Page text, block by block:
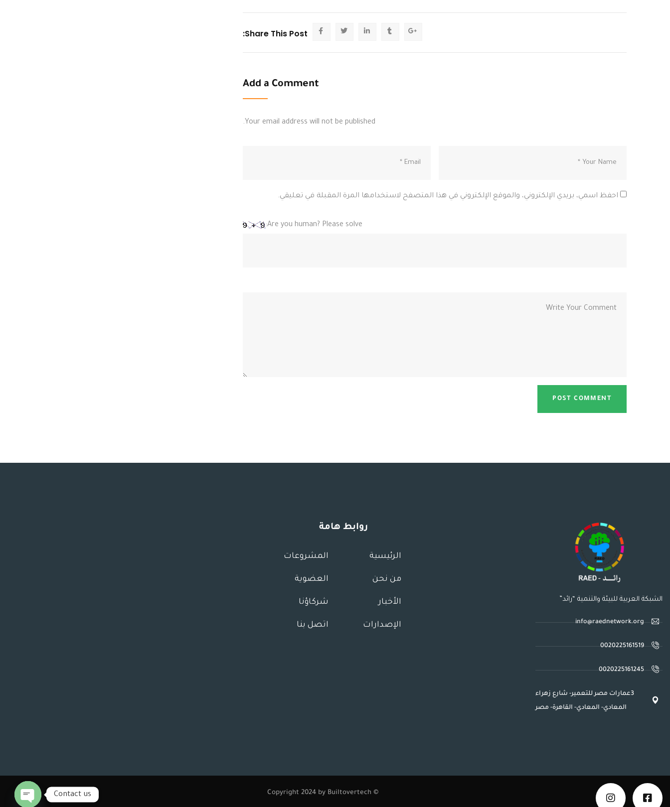
Share This Post:
Add a Comment
Your email address will not be published.
احفظ اسمي، بريدي الإلكتروني، والموقع الإلكتروني في هذا المتصفح لاستخدامها المرة المقبلة في تعليقي.
Are you human? Please solve:
الشبكة العربية للبيئة والتنمية “رائد”
info@raednetwork.org
0020225161519
0020225161245
3عمارات مصر للتعمير- شارع زهراء
المعادي- المعادي- القاهرة- مصر
روابط هامة
الرئيسية
من نحن
الأخبار
الإصدارات
المشروعات
العضوية
شركاؤنا
اتصل بنا
© Copyright 2024 by Builtovertech
Contact us